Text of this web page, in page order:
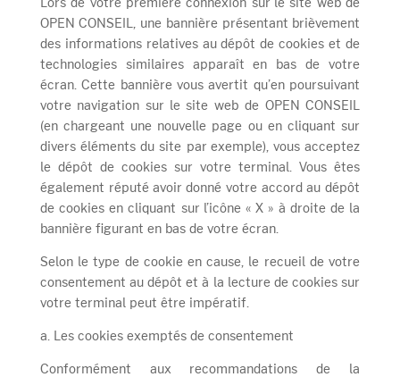
OPEN CONSEIL, une bannière présentant brièvement
des informations relatives au dépôt de cookies et de
technologies similaires apparaît en bas de votre
écran. Cette bannière vous avertit qu’en poursuivant
votre navigation sur le site web de OPEN CONSEIL
(en chargeant une nouvelle page ou en cliquant sur
divers éléments du site par exemple), vous acceptez
le dépôt de cookies sur votre terminal. Vous êtes
également réputé avoir donné votre accord au dépôt
de cookies en cliquant sur l’icône « X » à droite de la
bannière figurant en bas de votre écran.
Selon le type de cookie en cause, le recueil de votre
consentement au dépôt et à la lecture de cookies sur
votre terminal peut être impératif.
a. Les cookies exemptés de consentement
Conformément aux recommandations de la